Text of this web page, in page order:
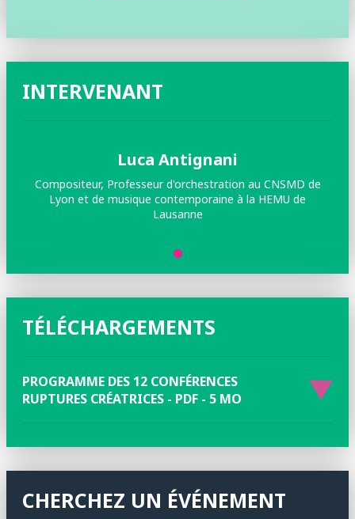
INTERVENANT
Luca Antignani
Compositeur, Professeur d'orchestration au CNSMD de
Lyon et de musique contemporaine à la HEMU de
Lausanne
TÉLÉCHARGEMENTS
PROGRAMME DES 12 CONFÉRENCES
RUPTURES CRÉATRICES - PDF - 5 MO
CHERCHEZ UN ÉVÉNEMENT